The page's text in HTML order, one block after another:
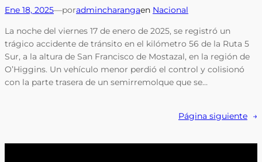
Ene 18, 2025—poradmincharangaen Nacional
La noche del viernes 17 de enero de 2025, se registró un
trágico accidente de tránsito en el kilómetro 56 de la Ruta 5
Sur, a la altura de San Francisco de Mostazal, en la región de
O’Higgins. Un vehículo menor perdió el control y colisionó
con la parte trasera de un semirremolque que se…
Página siguiente →